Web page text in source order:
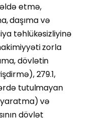
etmə,
daşıma və
təhlükəsizliyinə
zorla
dövlətin
279.1,
tutulmayan
yaratma) və
dövlət